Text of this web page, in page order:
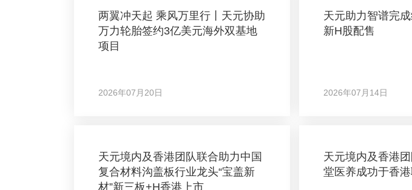
两翼冲天起 乘风万里行丨天元协助
万力轮胎签约3亿美元海外双基地
项目
2026年07月20日
天元助力智谱完
新H股配售
2026年07月14日
天元境内及香港团队联合助力中国
复合材料沟盖板行业龙头“宝盖新
材”新三板+H香港上市
天元境内及香港
堂医养成功于香